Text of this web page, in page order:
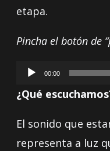
etapa.
Pincha el botón de
Reproductor
de
00:00
¿Qué
El sonido que
representa a luz